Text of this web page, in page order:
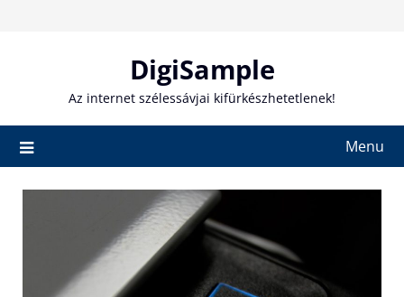
DigiSample
Az internet szélessávjai kifürkészhetetlenek!
Menu